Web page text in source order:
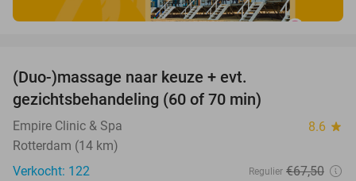
(Duo-)massage naar keuze + evt.
gezichtsbehandeling (60 of 70 min)
Empire Clinic & Spa 8.6 star
Rotterdam (14 km)
Verkocht: 122
Regulier €67,50